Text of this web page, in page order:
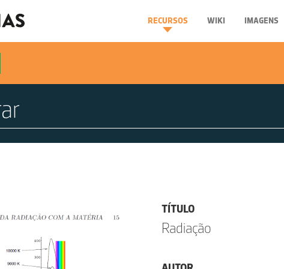
RECURSOS WIKI IMAGENS
TÍTULO
Radiação